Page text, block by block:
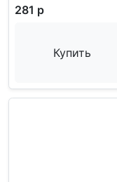
281 р
Купить